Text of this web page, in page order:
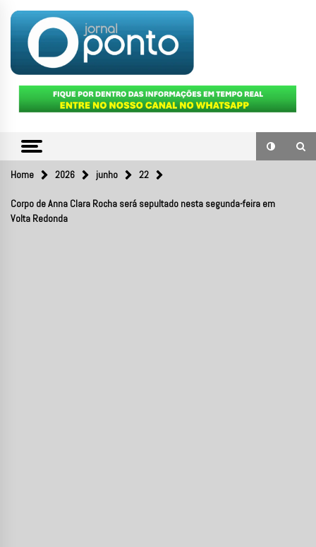
content
JORNAL
PONTO
Home 2026 junho 22
Corpo de Anna Clara Rocha será sepultado nesta segunda-feira em
Volta Redonda